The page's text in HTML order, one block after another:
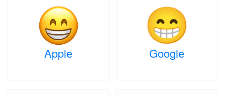
Apple Google